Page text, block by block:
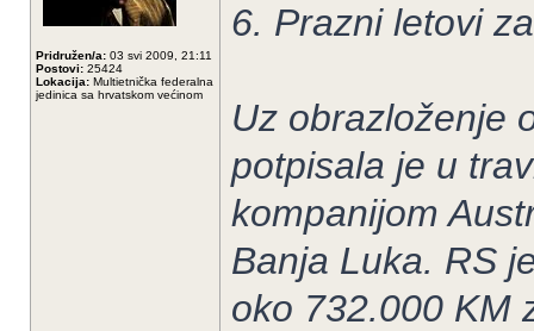
Pridružen/a: 03 svi 2009, 21:11
Postovi: 25424
Lokacija: Multietnička federalna
jedinica sa hrvatskom većinom
6. Prazni letovi
Uz obrazloženje
potpisala je u
kompanijom
Banja Luka. RS
oko 732.000 KM